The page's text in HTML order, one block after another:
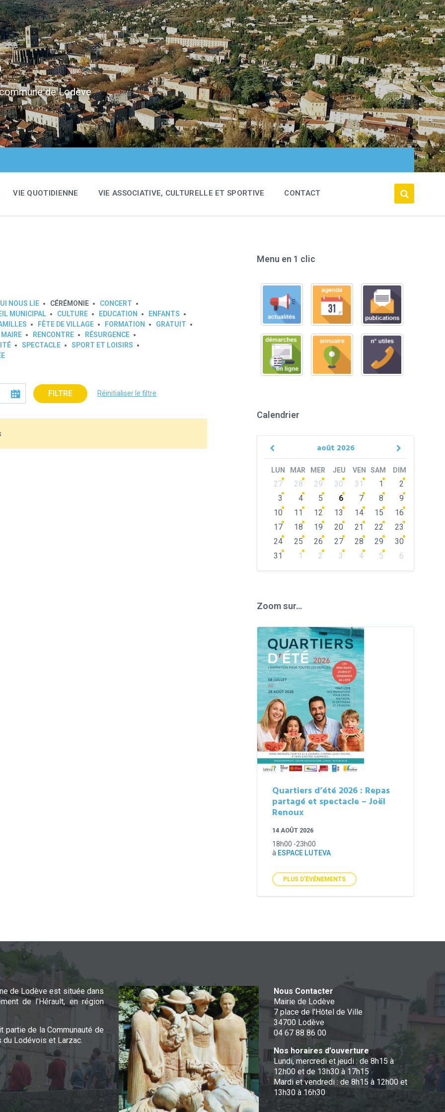
de Lodève
VIE QUOTIDIENNE VIE ASSOCIATIVE, CULTURELLE ET SPORTIVE CONTACT
NOUS LIE CÉRÉMONIE
CONCERT
MUNICIPAL CULTURE EDUCATION
ENFANTS
FÊTE DE VILLAGE FORMATION
GRATUIT
MAIRE RENCONTRE
RÉSURGENCE
SPECTACLE
SPORT ET LOISIRS
FILTRE Réinitialiser le filtre
Menu en 1 clic
Calendrier
août 2026
Previous
Next
LUN MAR MER JEU VEN SAM DIM
Skip
calendar
days
27 28 29 30 31 1
2
3
4 5 6 7 8
9
10
11 12 13 14 15
16
17
18 19 20 21 22
23
24
25 26 27 28 29
30
31
1 2 3 4 5
6
Zoom sur…
Quartiers d’été 2026 : Repas
partagé et spectacle – Joël
Renoux
14 AOÛT 2026
18h00 -23h00
à ESPACE LUTEVA
PLUS D'ÉVÉNEMENTS
de Lodève est située dans
de l'Hérault, en région
partie de la Communauté de
du Lodévois et Larzac.
Nous Contacter
Mairie de Lodève
7 place de l'Hôtel de Ville
34700 Lodève
04 67 88 86 00
Nos horaires d’ouverture
Lundi, mercredi et jeudi : de 8h15 à
12h00 et de 13h30 à 17h15
Mardi et vendredi : de 8h15 à 12h00 et
13h30 à 16h30